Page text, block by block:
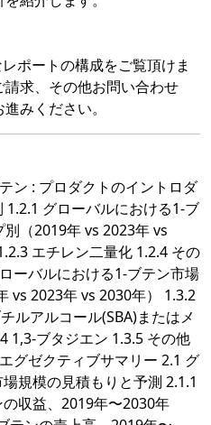
ポートの構成をご覧頂けま
求、その他お問い合わせ
みください。
ン : プロダクトのイントロダ
1.2.1 グローバルにおける1-ブ
（2019年 vs 2023年 vs
エチレン二量化 1.2.4 その
ーバルにおける1-ブテン市場
vs 2023年 vs 2030年） 1.3.2
ルアルコール(SBA)またはメ
1,3-ブタジエン 1.3.5 その他
グゼクティブサマリー 2.1 グ
規模の見積もりと予測 2.1.1
収益、2019年〜2030年